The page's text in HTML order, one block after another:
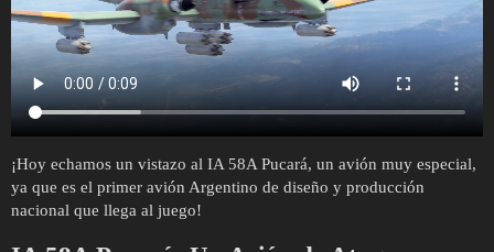
¡Hoy echamos un vistazo al IA 58A Pucará, un avión muy especial,
ya que es el primer avión Argentino de diseño y producción
nacional que llega al juego!